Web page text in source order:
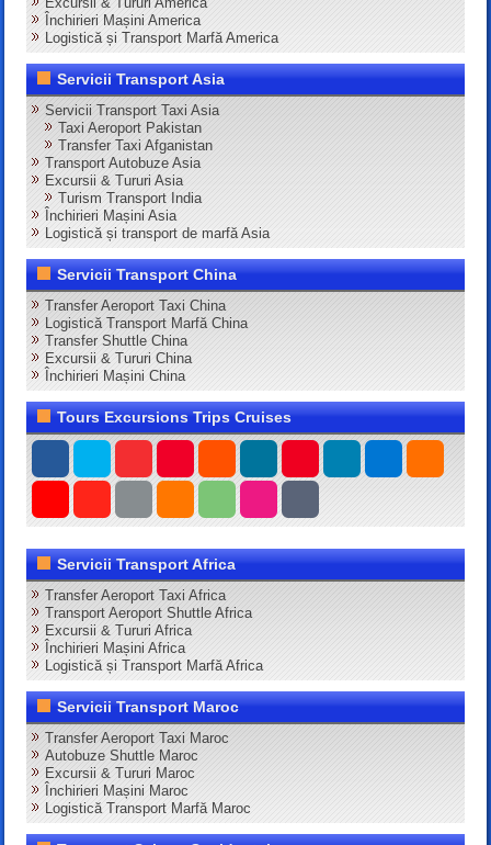
Închirieri Mașini America
Logistică și Transport Marfă America
Servicii Transport Asia
Servicii Transport Taxi Asia
Taxi Aeroport Pakistan
Transfer Taxi Afganistan
Transport Autobuze Asia
Excursii & Tururi Asia
Turism Transport India
Închirieri Mașini Asia
Logistică și transport de marfă Asia
Servicii Transport China
Transfer Aeroport Taxi China
Logistică Transport Marfă China
Transfer Shuttle China
Excursii & Tururi China
Închirieri Mașini China
Tours Excursions Trips Cruises
Servicii Transport Africa
Transfer Aeroport Taxi Africa
Transport Aeroport Shuttle Africa
Excursii & Tururi Africa
Închirieri Mașini Africa
Logistică și Transport Marfă Africa
Servicii Transport Maroc
Transfer Aeroport Taxi Maroc
Autobuze Shuttle Maroc
Excursii & Tururi Maroc
Închirieri Mașini Maroc
Logistică Transport Marfă Maroc